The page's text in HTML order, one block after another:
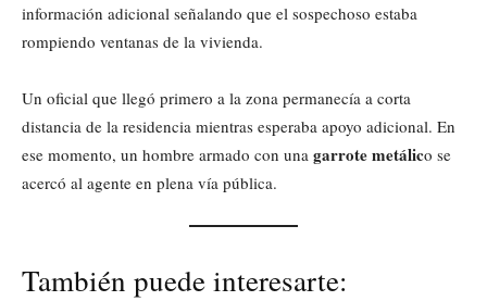
información adicional señalando que el sospechoso estaba
rompiendo ventanas de la vivienda.
Un oficial que llegó primero a la zona permanecía a corta
distancia de la residencia mientras esperaba apoyo adicional. En
ese momento, un hombre armado con una garrote metálico se
acercó al agente en plena vía pública.
También puede interesarte: